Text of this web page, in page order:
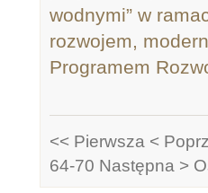
wodnymi” w
rozwojem,
Programem
<< Pierwsza <
64-70 Następna >